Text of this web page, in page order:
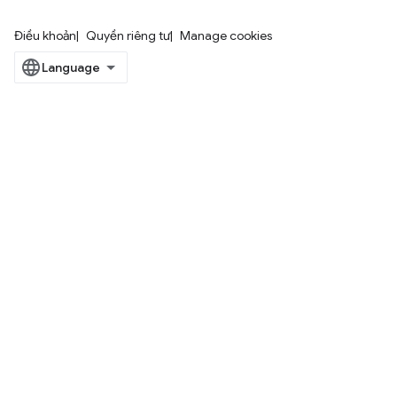
Điều khoản Quyền riêng tư Manage cookies